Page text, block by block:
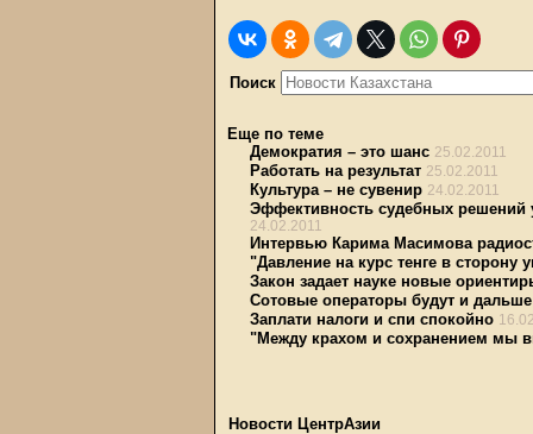
Поиск
Еще по теме
Демократия – это шанс 25.02.2011
Работать на результат 25.02.2011
Культура – не сувенир 24.02.2011
Эффективность судебных решений
24.02.2011
Интервью Карима Масимова
"Давление на курс тенге в сторону
Закон задает науке новые
Сотовые операторы будут и
Заплати налоги и спи спокойно
"Между крахом и сохранением мы
Новости ЦентрАзии